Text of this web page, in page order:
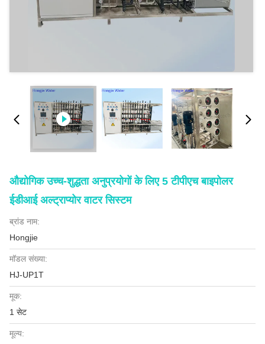
औद्योगिक उच्च-शुद्धता अनुप्रयोगों के लिए 5 टीपीएच बाइपोलर
ईडीआई अल्ट्राप्योर वाटर सिस्टम
ब्रांड नाम:
Hongjie
मॉडल संख्या:
HJ-UP1T
मूक:
1 सेट
मूल्य: